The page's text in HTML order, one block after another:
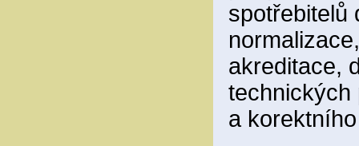
spotřebitelů
akreditace,
technických
a